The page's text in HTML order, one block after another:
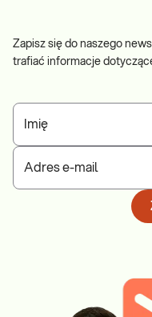
Zapisz się do naszego
trafiać informacje
Imię
Adres e-mail